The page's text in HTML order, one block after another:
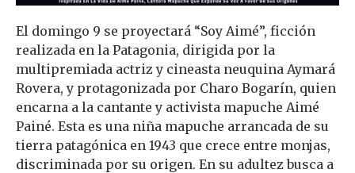
El domingo 9 se proyectará “Soy Aimé”, ficción
realizada en la Patagonia, dirigida por la
multipremiada actriz y cineasta neuquina Aymará
Rovera, y protagonizada por Charo Bogarín, quien
encarna a la cantante y activista mapuche Aimé
Painé. Esta es una niña mapuche arrancada de su
tierra patagónica en 1943 que crece entre monjas,
discriminada por su origen. En su adultez busca a